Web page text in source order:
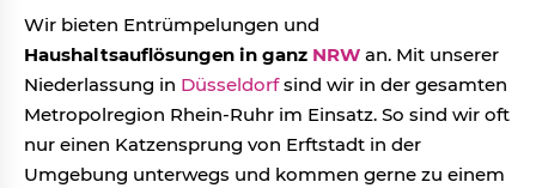
Wir bieten Entrümpelungen und
Haushaltsauflösungen in ganz NRW an. Mit unserer
Niederlassung in Düsseldorfsind wir in der gesamten
Metropolregion Rhein-Ruhr im Einsatz. So sind wir oft
nur einen Katzensprung von Erftstadt in der
Umgebung unterwegs und kommen gerne zu einem